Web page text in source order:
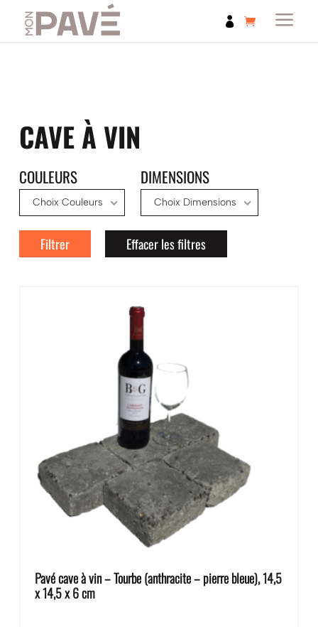
a

CAVE À VIN
COULEURS
Choix Couleurs
DIMENSIONS
Choix Dimensions
Filtrer Effacer les filtres
Pavé cave à vin – Tourbe (anthracite – pierre bleue), 14,5
x 14,5 x 6 cm